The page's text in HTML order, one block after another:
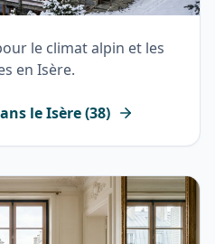
le climat alpin et les
en Isère.
leIsère(38)